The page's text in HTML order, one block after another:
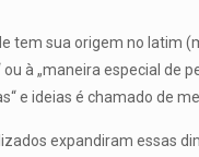
tem sua origem no latim
à „maneira especial de
e ideias é chamado de
expandiram essas